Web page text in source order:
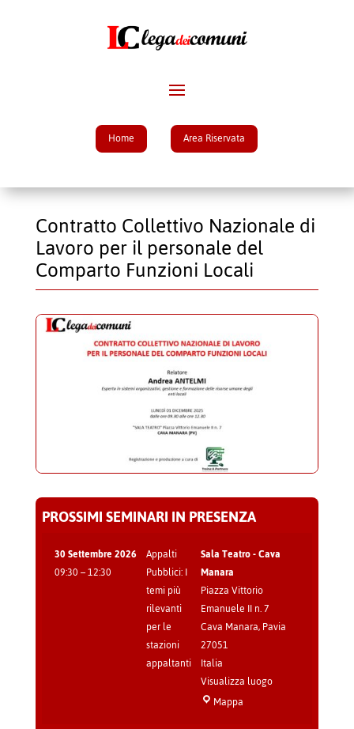
Home Area Riservata
Contratto Collettivo Nazionale di
Lavoro per il personale del
Comparto Funzioni Locali
PROSSIMI SEMINARI IN PRESENZA
30 Settembre 2026
09:30–12:30
Appalti
Pubblici: I
temi più
rilevanti
per le
stazioni
appaltanti
Sala Teatro - Cava
Manara
Piazza Vittorio
Emanuele II n. 7
Cava Manara,Pavia
27051
Italia
Visualizza luogo
Mappa